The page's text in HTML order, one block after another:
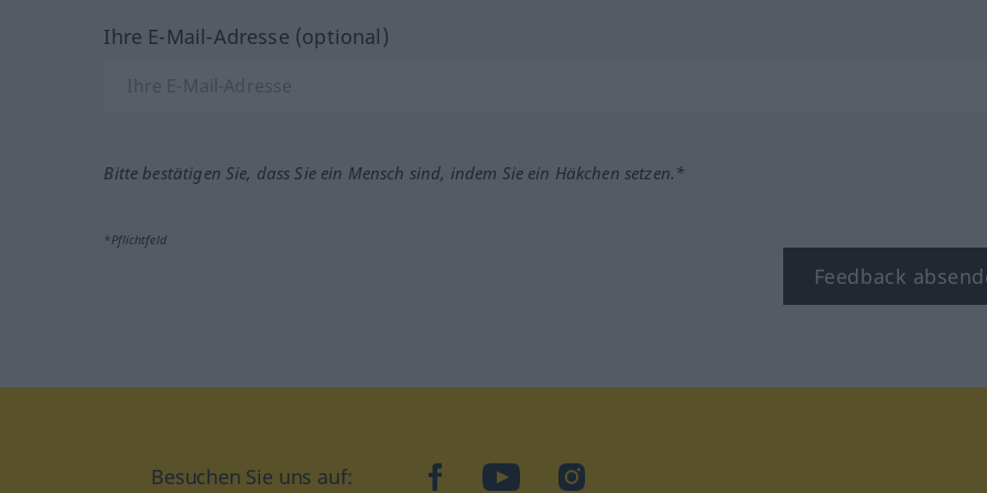
Ihre E-Mail-Adresse (optional)
Bitte bestätigen Sie, dass Sie ein Mensch sind, indem Sie ein Häkchen setzen.*
*Pflichtfeld
Feedback
Besuchen Sie uns auf: facebookYouTubeInstagram